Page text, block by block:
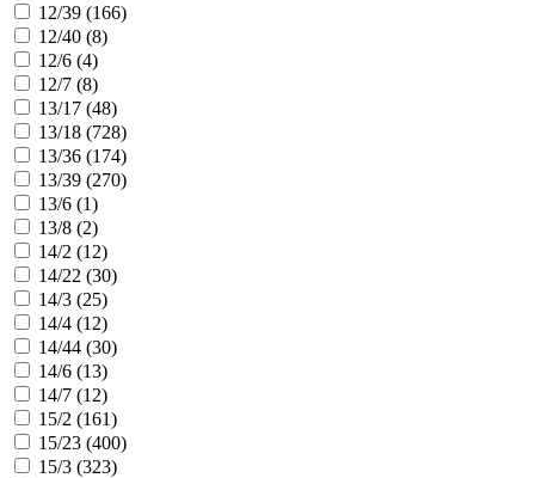
12/39 (166)
12/40 (8)
12/6 (4)
12/7 (8)
13/17 (48)
13/18 (728)
13/36 (174)
13/39 (270)
13/6 (1)
13/8 (2)
14/2 (12)
14/22 (30)
14/3 (25)
14/4 (12)
14/44 (30)
14/6 (13)
14/7 (12)
15/2 (161)
15/23 (400)
15/3 (323)